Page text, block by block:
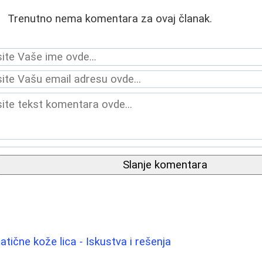
Trenutno nema komentara za ovaj članak.
Slanje komentara
kože lica - Iskustva i rešenja